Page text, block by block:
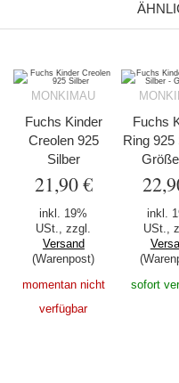
MONKIMAU
Fuchs Kinder
Creolen 925
Silber
21,90 €
inkl. 19%
USt., zzgl.
Versand
(Warenpost)
momentan nicht
verfügbar
Fuchs
Ring 925
inkl.
USt.,
sofort